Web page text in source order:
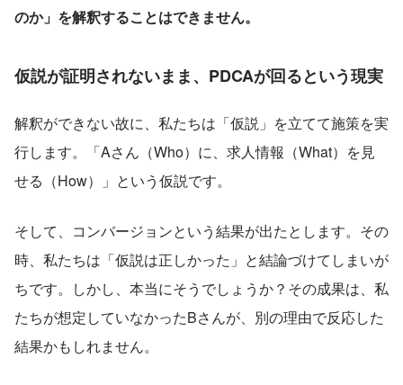
のか」を解釈することはできません。
仮説が証明されないまま、PDCAが回るという現実
解釈ができない故に、私たちは「仮説」を立てて施策を実
行します。「Aさん（Who）に、求人情報（What）を見
せる（How）」という仮説です。
そして、コンバージョンという結果が出たとします。その
時、私たちは「仮説は正しかった」と結論づけてしまいが
ちです。しかし、本当にそうでしょうか？その成果は、私
たちが想定していなかったBさんが、別の理由で反応した
結果かもしれません。